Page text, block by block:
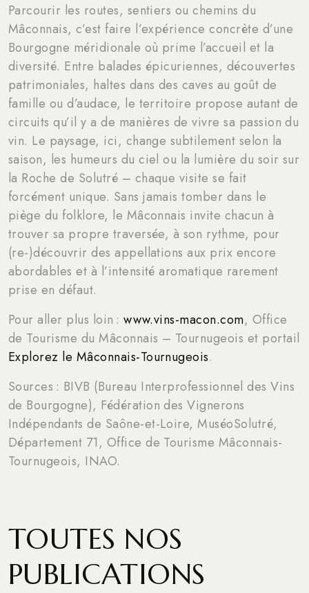
Parcourir les routes, sentiers ou chemins du
Mâconnais, c’est faire l’expérience concrète d’une
Bourgogne méridionale où prime l’accueil et la
diversité. Entre balades épicuriennes, découvertes
patrimoniales, haltes dans des caves au goût de
famille ou d’audace, le territoire propose autant de
circuits qu’il y a de manières de vivre sa passion du
vin. Le paysage, ici, change subtilement selon la
saison, les humeurs du ciel ou la lumière du soir sur
la Roche de Solutré – chaque visite se fait
forcément unique. Sans jamais tomber dans le
piège du folklore, le Mâconnais invite chacun à
trouver sa propre traversée, à son rythme, pour
(re-)découvrir des appellations aux prix encore
abordables et à l’intensité aromatique rarement
prise en défaut.
Pour aller plus loin :www.vins-macon.com, Office
de Tourisme du Mâconnais – Tournugeois et portail
Explorez le Mâconnais-Tournugeois.
Sources : BIVB (Bureau Interprofessionnel des Vins
de Bourgogne), Fédération des Vignerons
Indépendants de Saône-et-Loire, MuséoSolutré,
Département 71, Office de Tourisme Mâconnais-
Tournugeois, INAO.
TOUTES NOS
PUBLICATIONS